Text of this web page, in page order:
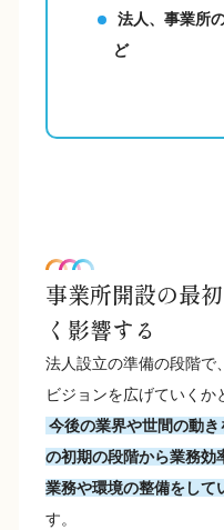
法人、事業所
ど
事業所開設の最
く影響する
法人設立の準備の段階で
ビジョンを広げていくか
今後の業界や世間の動
の初期の段階から業務効
業務や環境の整備をして
す。